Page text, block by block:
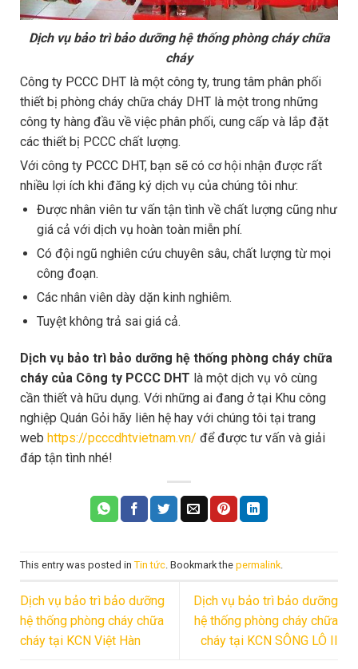
Dịch vụ bảo trì bảo dưỡng hệ thống phòng cháy chữa
cháy
Công ty PCCC DHT là một công ty, trung tâm phân phối
thiết bị phòng cháy chữa cháy DHT là một trong những
công ty hàng đầu về việc phân phối, cung cấp và lắp đặt
các thiết bị PCCC chất lượng.
Với công ty PCCC DHT, bạn sẽ có cơ hội nhận được rất
nhiều lợi ích khi đăng ký dịch vụ của chúng tôi như:
Được nhân viên tư vấn tận tình về chất lượng cũng như
giá cả với dịch vụ hoàn toàn miễn phí.
Có đội ngũ nghiên cứu chuyên sâu, chất lượng từ mọi
công đoạn.
Các nhân viên dày dặn kinh nghiêm.
Tuyệt không trả sai giá cả.
Dịch vụ bảo trì bảo dưỡng hệ thống phòng cháy chữa
cháy của Công ty PCCC DHT là một dịch vụ vô cùng
cần thiết và hữu dụng. Với những ai đang ở tại Khu công
nghiệp Quán Gỏi hãy liên hệ hay với chúng tôi tại trang
web https://pcccdhtvietnam.vn/ để được tư vấn và giải
đáp tận tình nhé!
This entry was posted in Tin tức. Bookmark the permalink.
Dịch vụ bảo trì bảo dưỡng
hệ thống phòng cháy chữa
cháy tại KCN Việt Hàn
Dịch vụ bảo trì bảo dưỡng
hệ thống phòng cháy chữa
cháy tại KCN SÔNG LÔ II